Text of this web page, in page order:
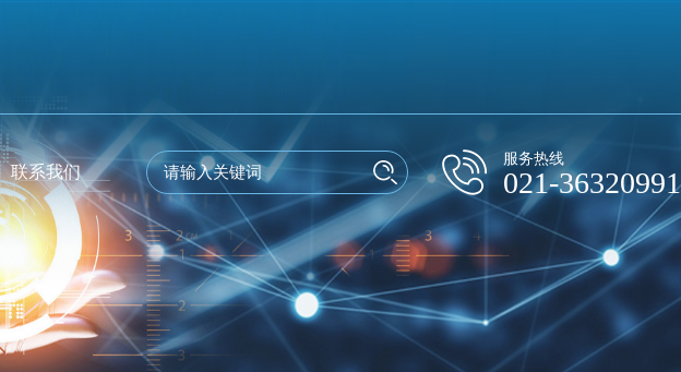
联系我们
服务热线
021-36320991